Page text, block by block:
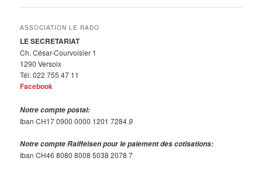
articles
ASSOCIATION LE RADO
LE SECRETARIAT
Ch. César-Courvoisier 1
1290 Versoix
Tél: 022 755 47 11
Facebook
Notre compte postal:
Iban CH17 0900 0000 1201 72849
Notre compte Raiffeisen pour le paiement des cotisations:
Iban CH46 8080 8008 5038 2078 7